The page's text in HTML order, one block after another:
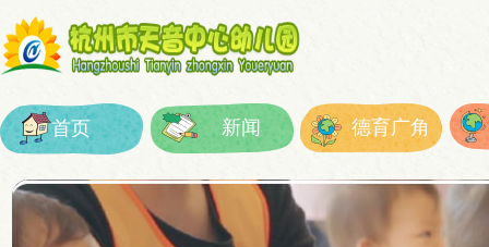
首页 新闻 德育广角